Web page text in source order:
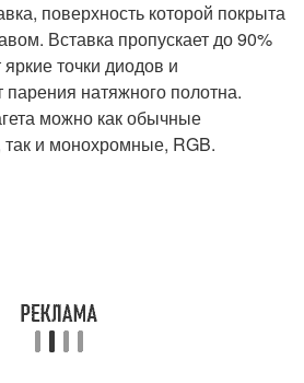
поверхность которой покрыта
Вставка пропускает до 90%
точки диодов и
натяжного полотна.
можно как обычные
и монохромные, RGB.